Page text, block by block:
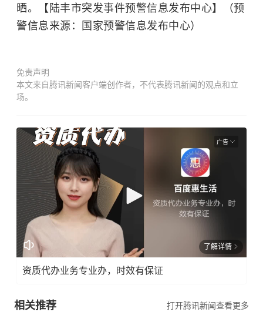
晒。【陆丰市突发事件预警信息发布中心】（预
警信息来源：国家预警信息发布中心）
免责声明
本文来自腾讯新闻客户端创作者，不代表腾讯新闻的观点和立
场。
广告
了解详情
资质代办业务专业办，时效有保证
相关推荐 打开腾讯新闻查看更多